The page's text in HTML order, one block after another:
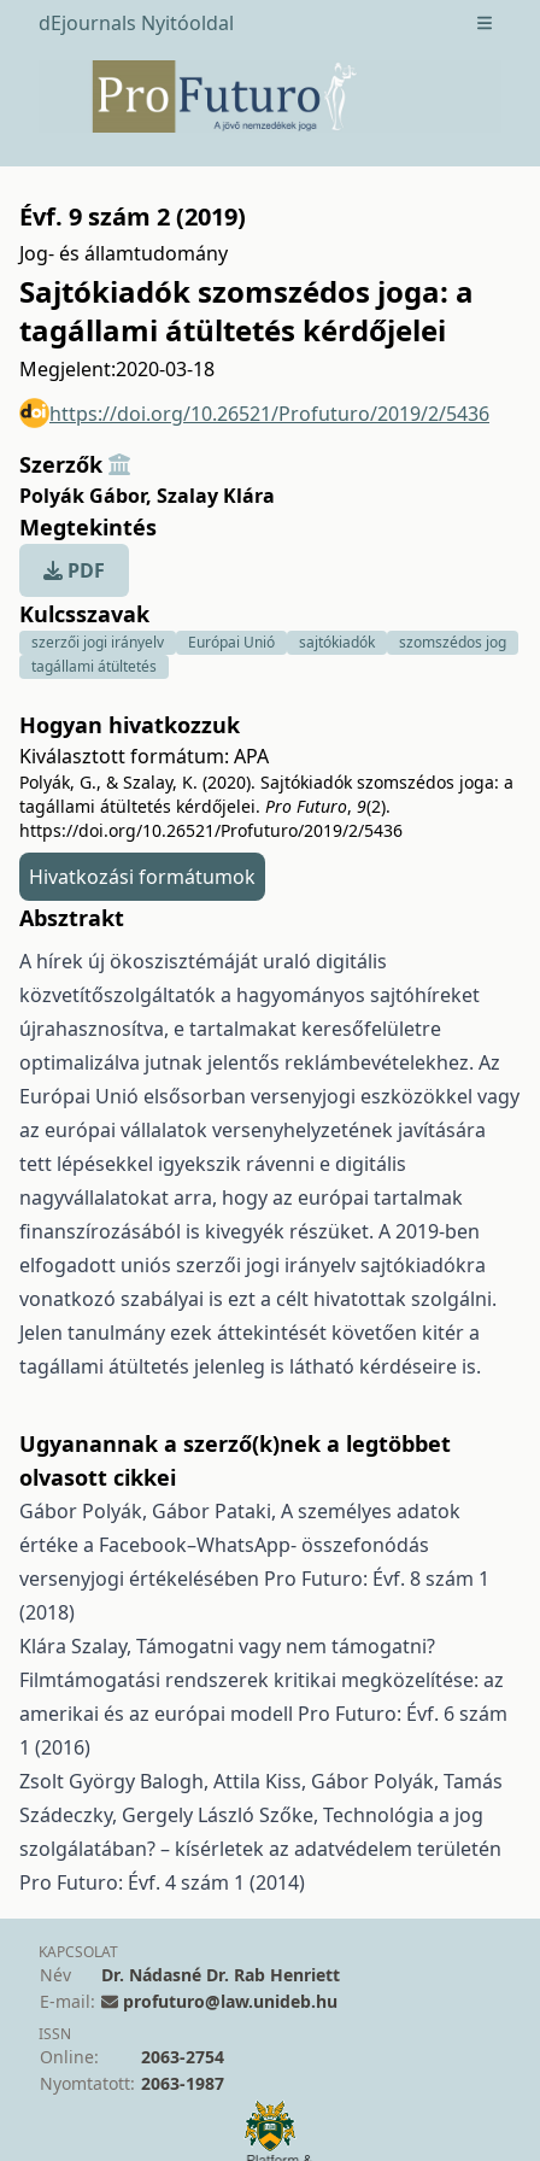
dEjournals Nyitóoldal Open
Évf. 9 szám 2 (2019)
Jog- és államtudomány
Sajtókiadók szomszédos joga: a
tagállami átültetés kérdőjelei
Megjelent:2020-03-18
https://doi.org/10.26521/Profuturo/2019/2/5436
Szerzők
Polyák Gábor, Szalay Klára
Megtekintés
PDF
Kulcsszavak
szerzői jogi irányelv Európai Unió sajtókiadók
szomszédos jog
tagállami átültetés
Hogyan hivatkozzuk
Kiválasztott formátum: APA
Polyák, G., & Szalay, K. (2020). Sajtókiadók szomszédos joga: a
tagállami átültetés kérdőjelei. Pro Futuro, 9(2).
https://doi.org/10.26521/Profuturo/2019/2/5436
Hivatkozási formátumok
Absztrakt
A hírek új ökoszisztémáját uraló digitális
közvetítőszolgáltatók a hagyományos sajtóhíreket
újrahasznosítva, e tartalmakat keresőfelületre
optimalizálva jutnak jelentős reklámbevételekhez. Az
Európai Unió elsősorban versenyjogi eszközökkel vagy
az európai vállalatok versenyhelyzetének javítására
tett lépésekkel igyekszik rávenni e digitális
nagyvállalatokat arra, hogy az európai tartalmak
finanszírozásából is kivegyék részüket. A 2019-ben
elfogadott uniós szerzői jogi irányelv sajtókiadókra
vonatkozó szabályai is ezt a célt hivatottak szolgálni.
Jelen tanulmány ezek áttekintését követően kitér a
tagállami átültetés jelenleg is látható kérdéseire is.
Ugyanannak a szerző(k)nek a legtöbbet
olvasott cikkei
Gábor Polyák, Gábor Pataki, A személyes adatok
értéke a Facebook–WhatsApp- összefonódás
versenyjogi értékelésében Pro Futuro: Évf. 8 szám 1
(2018)
Klára Szalay, Támogatni vagy nem támogatni?
Filmtámogatási rendszerek kritikai megközelítése: az
amerikai és az európai modell Pro Futuro: Évf. 6 szám
1 (2016)
Zsolt György Balogh, Attila Kiss, Gábor Polyák, Tamás
Szádeczky, Gergely László Szőke, Technológia a jog
szolgálatában? – kísérletek az adatvédelem területén
Pro Futuro: Évf. 4 szám 1 (2014)
KAPCSOLAT
Név
Dr. Nádasné Dr. Rab Henriett
E-mail:
profuturo@law.unideb.hu
ISSN
Online:
2063-2754
Nyomtatott: 2063-1987